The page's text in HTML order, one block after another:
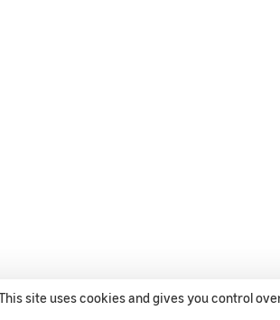
site uses cookies and gives you control